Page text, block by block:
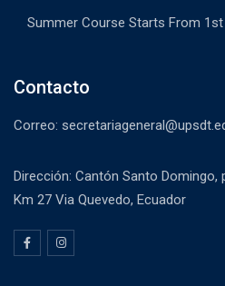
Summer Course Starts From
Contacto
Correo:
Dirección: Cantón Santo Domingo,
Km 27 Via Quevedo, Ecuador